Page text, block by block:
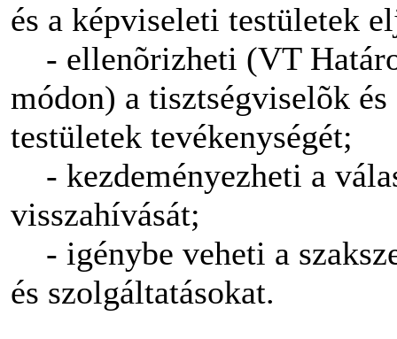
és a képviseleti testületek
- ellenõrizheti (VT
módon) a tisztségviselõk
testületek tevékenységét;
- kezdeményezheti a
visszahívását;
- igénybe veheti a
és szolgáltatásokat.